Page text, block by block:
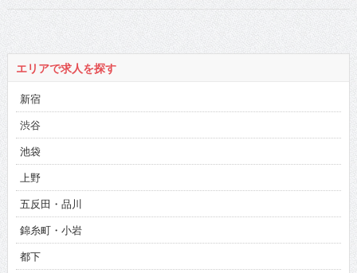
エリアで求人を探す
新宿
渋谷
池袋
上野
五反田・品川
錦糸町・小岩
都下